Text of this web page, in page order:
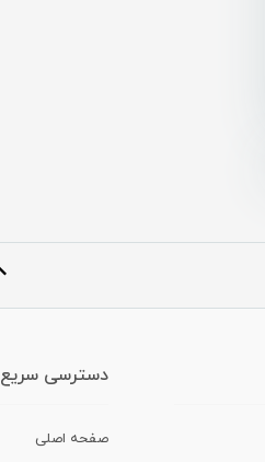
دسترسی سریع
صفحه اصلی